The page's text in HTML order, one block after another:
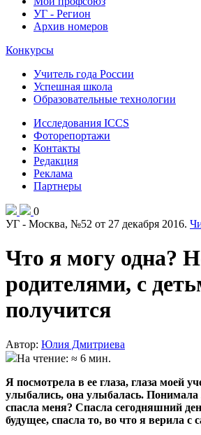
УГ - Регион
Архив номеров
Конкурсы
Учитель года России
Успешная школа
Образовательные технологии
Исследования ICCS
Фоторепортажи
Контакты
Редакция
Реклама
Партнеры
0
УГ - Москва, №52 от 27 декабря 2016.
Что я могу одна?
родителями, с
получится
Автор: Юлия Дмитриева
На чтение: ≈ 6 мин.
​Я посмотрела в ее глаза, глаза моей
улыбались, она улыбалась. Понимала
спасла меня? Спасла сегодняшний
будущее, спасла то, во что я верила с